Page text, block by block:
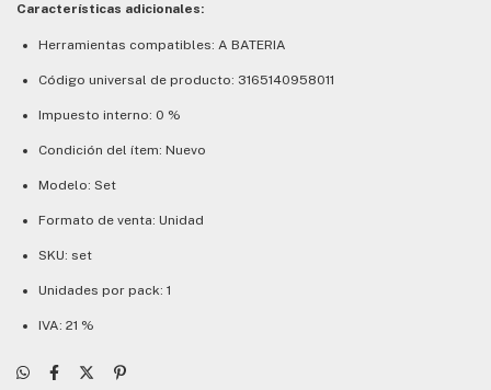
Características adicionales:
Herramientas compatibles: A BATERIA
Código universal de producto: 3165140958011
Impuesto interno: 0 %
Condición del ítem: Nuevo
Modelo: Set
Formato de venta: Unidad
SKU: set
Unidades por pack: 1
IVA: 21 %